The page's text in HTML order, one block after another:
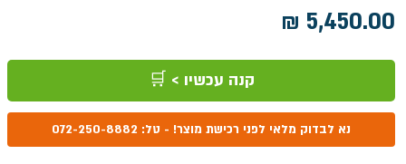
קנה עכשיו > 🛒
נא לבדוק מלאי לפני רכישת מוצר! - טל: 072-250-8882